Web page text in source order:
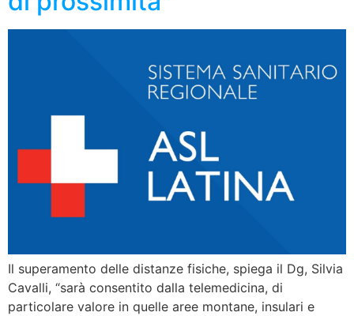
Il superamento delle distanze fisiche, spiega il Dg, Silvia
Cavalli, “sarà consentito dalla telemedicina, di
particolare valore in quelle aree montane, insulari e